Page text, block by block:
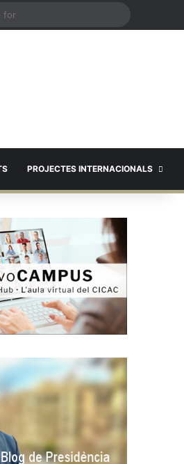
PROJECTES INTERNACIONALS